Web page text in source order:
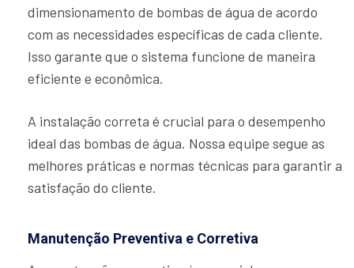
dimensionamento de bombas de água de acordo
com as necessidades específicas de cada cliente.
Isso garante que o sistema funcione de maneira
eficiente e econômica.
A instalação correta é crucial para o desempenho
ideal das bombas de água. Nossa equipe segue as
melhores práticas e normas técnicas para garantir a
satisfação do cliente.
Manutenção Preventiva e Corretiva